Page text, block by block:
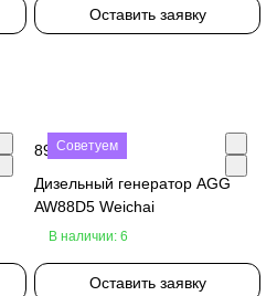
Оставить заявку
Советуем
890 000 ₽
Дизельный генератор AGG
AW88D5 Weichai
В наличии: 6
Оставить заявку